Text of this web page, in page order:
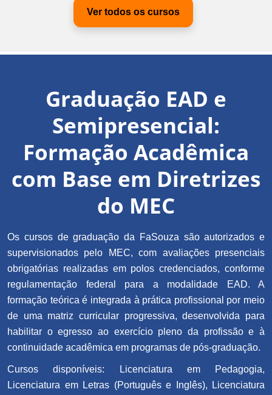
Ver todos os cursos
Graduação EAD e
Semipresencial:
Formação Acadêmica
com Base em Diretrizes
do MEC
Os cursos de graduação da FaSouza são autorizados e
supervisionados pelo MEC, com avaliações presenciais
obrigatórias realizadas em polos credenciados, conforme
regulamentação federal para a modalidade EAD. A
formação teórica é integrada à prática profissional por meio
de uma matriz curricular progressiva, desenvolvida para
habilitar o egresso ao exercício pleno da profissão e à
continuidade acadêmica em programas de pós-graduação.
Cursos disponíveis: Licenciatura em Pedagogia,
Licenciatura em Letras (Português e Inglês), Licenciatura